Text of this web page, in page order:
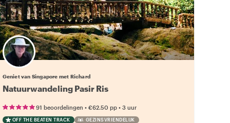
Geniet van Singapore met Richard
Natuurwandeling Pasir Ris
91 beoordelingen • €62.50 pp• 3 uur
OFF THE BEATEN TRACK GEZINSVRIENDELIJK